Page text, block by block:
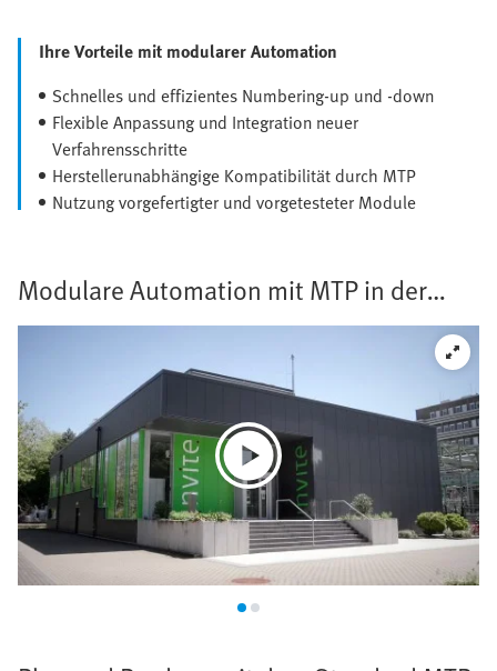
Ihre Vorteile mit modularer Automation
Schnelles und effizientes Numbering-up und -down
Flexible Anpassung und Integration neuer
Verfahrensschritte
Herstellerunabhängige Kompatibilität durch MTP
Nutzung vorgefertigter und vorgetesteter Module
Modulare Automation mit MTP in der
Praxis